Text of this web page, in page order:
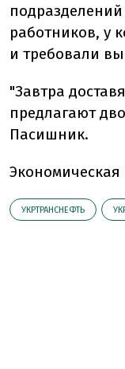
работников, у
и требовали
"Завтра
предлагают
Пасишник.
УКРТРАНСНЕФТЬ